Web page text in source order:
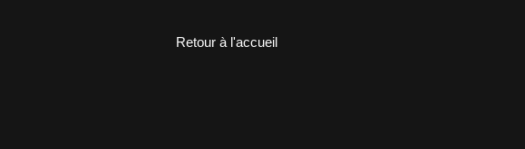
Retour à l'accueil